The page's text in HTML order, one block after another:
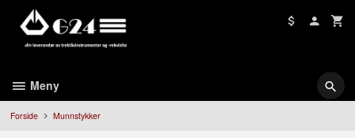
innholdet
Meny
Forside Munnstykker